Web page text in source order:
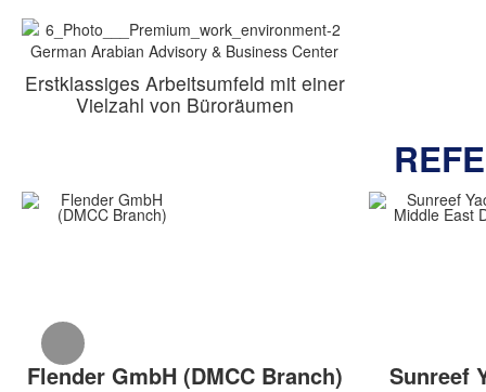
Erstklassiges Arbeitsumfeld mit einer
Vielzahl von Büroräumen
Flender GmbH (DMCC Branch) Sunreef